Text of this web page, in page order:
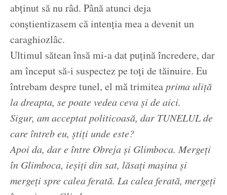
abținut să nu râd. Până atunci deja
conștientizasem că intenția mea a devenit un
caraghiozlâc.
Ultimul sătean însă mi-a dat puțină încredere, dar
am început să-i suspectez pe toți de tăinuire. Eu
întrebam despre tunel, el mă trimiteaprima uliță
la dreapta, se poate vedea ceva și de aici.
Sigur, am acceptat politicoasă, dar TUNELUL de
care întreb eu, știți unde este?
Apoi da, dar e între Obreja și Glimboca. Mergeți
în Glimboca, ieșiți din sat, lăsați mașina și
mergeți spre calea ferată. La calea ferată, mergeți